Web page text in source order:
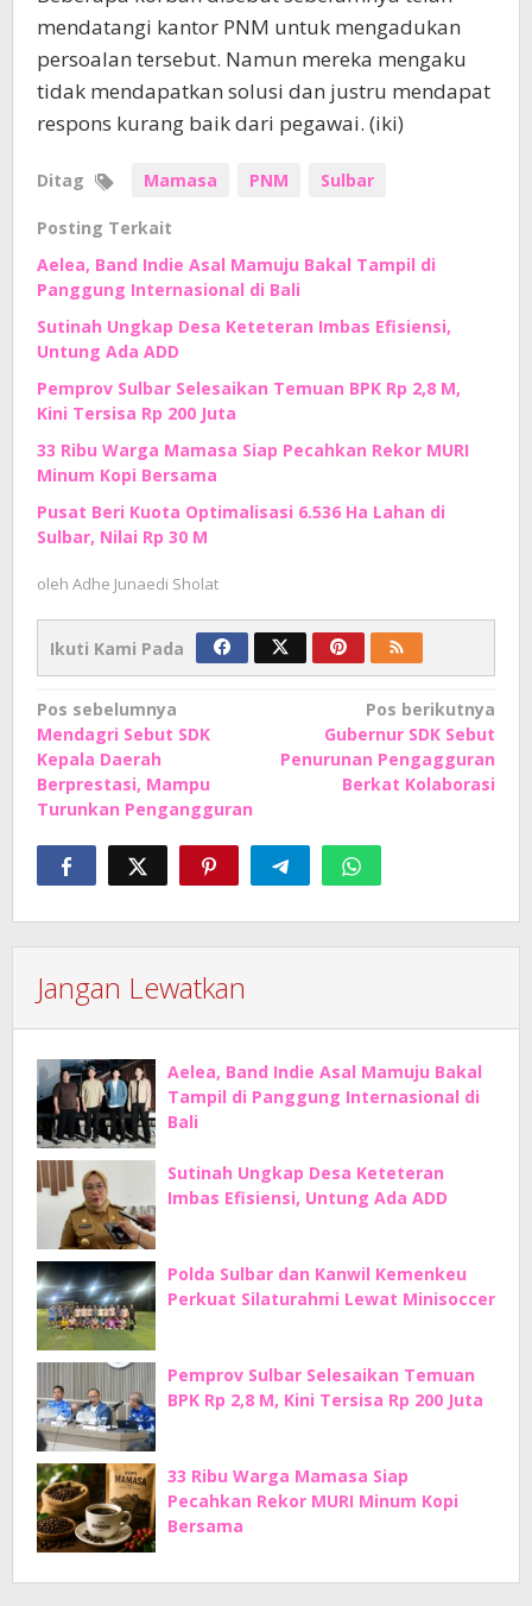
mendatangi kantor PNM untuk mengadukan
persoalan tersebut. Namun mereka mengaku
tidak mendapatkan solusi dan justru mendapat
respons kurang baik dari pegawai. (iki)
Ditag Mamasa PNM Sulbar
Posting Terkait
Aelea, Band Indie Asal Mamuju Bakal Tampil di
Panggung Internasional di Bali
Sutinah Ungkap Desa Keteteran Imbas Efisiensi,
Untung Ada ADD
Pemprov Sulbar Selesaikan Temuan BPK Rp 2,8 M,
Kini Tersisa Rp 200 Juta
33 Ribu Warga Mamasa Siap Pecahkan Rekor MURI
Minum Kopi Bersama
Pusat Beri Kuota Optimalisasi 6.536 Ha Lahan di
Sulbar, Nilai Rp 30 M
oleh Adhe Junaedi Sholat
Ikuti Kami Pada
Navigasi
pos
Pos sebelumnya
Mendagri Sebut SDK
Kepala Daerah
Berprestasi, Mampu
Turunkan Pengangguran
Pos berikutnya
Gubernur SDK Sebut
Penurunan Pengagguran
Berkat Kolaborasi
Jangan Lewatkan
Aelea, Band Indie Asal Mamuju Bakal
Tampil di Panggung Internasional di
Bali
Sutinah Ungkap Desa Keteteran
Imbas Efisiensi, Untung Ada ADD
Polda Sulbar dan Kanwil Kemenkeu
Perkuat Silaturahmi Lewat Minisoccer
Pemprov Sulbar Selesaikan Temuan
BPK Rp 2,8 M, Kini Tersisa Rp 200 Juta
33 Ribu Warga Mamasa Siap
Pecahkan Rekor MURI Minum Kopi
Bersama